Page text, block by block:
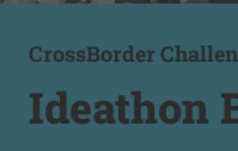
CrossBorder
Ideathon